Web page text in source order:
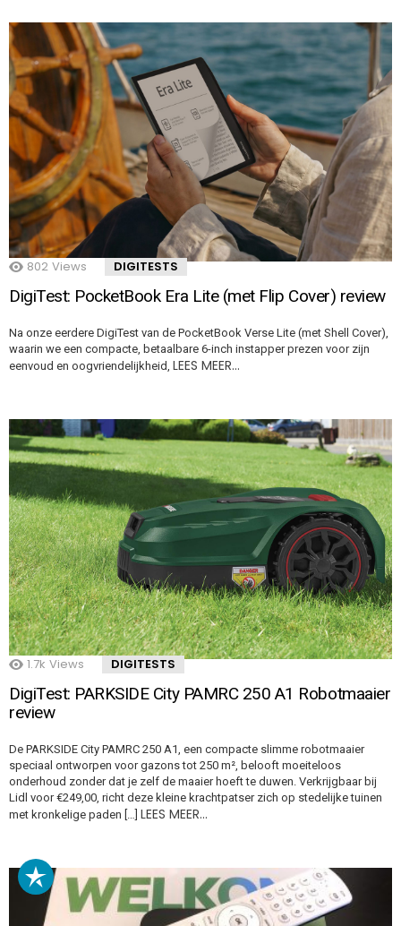
802 Views DIGITESTS
DigiTest: PocketBook Era Lite (met Flip Cover) review
Na onze eerdere DigiTest van de PocketBook Verse Lite (met Shell Cover),
waarin we een compacte, betaalbare 6-inch instapper prezen voor zijn
eenvoud en oogvriendelijkheid, LEES MEER…
1.7k Views DIGITESTS
DigiTest: PARKSIDE City PAMRC 250 A1 Robotmaaier
review
De PARKSIDE City PAMRC 250 A1, een compacte slimme robotmaaier
speciaal ontworpen voor gazons tot 250 m², belooft moeiteloos
onderhoud zonder dat je zelf de maaier hoeft te duwen. Verkrijgbaar bij
Lidl voor €249,00, richt deze kleine krachtpatser zich op stedelijke tuinen
met kronkelige paden […] LEES MEER…